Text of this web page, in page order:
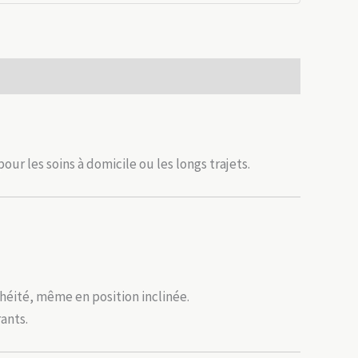
les soins à domicile ou les longs trajets.
même en position inclinée.